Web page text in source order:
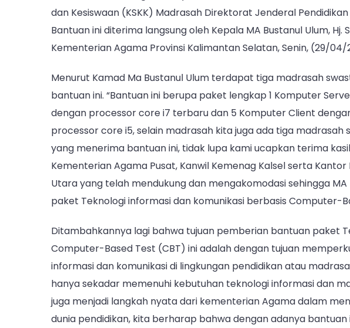
dan Kesiswaan (KSKK) Madrasah Direktorat Jenderal
Bantuan ini diterima langsung oleh Kepala MA Bustanul Ulum, Hj.
Kementerian Agama Provinsi Kalimantan Selatan, Senin, (29/04/
Menurut Kamad Ma Bustanul Ulum terdapat tiga madrasah
bantuan ini. “Bantuan ini berupa paket lengkap 1 Komputer
dengan processor core i7 terbaru dan 5 Komputer Client
processor core i5, selain madrasah kita juga ada tiga madrasah
yang menerima bantuan ini, tidak lupa kami ucapkan terima
Kementerian Agama Pusat, Kanwil Kemenag Kalsel serta
Utara yang telah mendukung dan mengakomodasi sehingga
paket Teknologi informasi dan komunikasi berbasis Computer-
Ditambahkannya lagi bahwa tujuan pemberian bantuan paket
Computer-Based Test (CBT) ini adalah dengan tujuan
informasi dan komunikasi di lingkungan pendidikan atau
hanya sekadar memenuhi kebutuhan teknologi informasi dan
juga menjadi langkah nyata dari kementerian Agama dalam
dunia pendidikan, kita berharap bahwa dengan adanya bantuan